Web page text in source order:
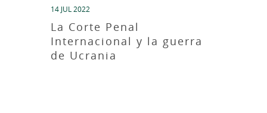
14 JUL 2022
La Corte Penal
Internacional y la guerra
de Ucrania